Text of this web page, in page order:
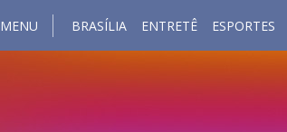
MENU BRASÍLIA ENTRETÊ ESPORTES